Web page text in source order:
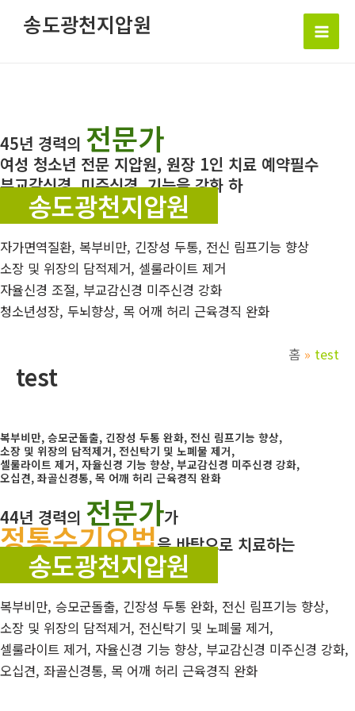
뛰
기
송도광천지압원
Main
45년 경력의 전문가
여성 청소년 전문 지압원, 원장 1인 치료 예약필수
부교감신경, 미주신경, 기능을 강화 하
송도광천지압원
자가면역질환, 복부비만, 긴장성 두통, 전신 림프기능 향상
소장 및 위장의 담적제거, 셀룰라이트 제거
자율신경 조절, 부교감신경 미주신경 강화
청소년성장, 두뇌향상, 목 어깨 허리 근육경직 완화
홈 test
test
복부비만, 승모군돌출, 긴장성 두통 완화, 전신 림프기능 향상,
소장 및 위장의 담적제거, 전신탁기 및 노폐물 제거,
셀룰라이트 제거, 자율신경 기능 향상, 부교감신경 미주신경 강화,
오십견, 좌골신경통, 목 어깨 허리 근육경직 완화
44년 경력의 전문가가
정통수기요법을 바탕으로 치료하는
송도광천지압원
복부비만, 승모군돌출, 긴장성 두통 완화, 전신 림프기능 향상,
소장 및 위장의 담적제거, 전신탁기 및 노폐물 제거,
셀룰라이트 제거, 자율신경 기능 향상, 부교감신경 미주신경 강화,
오십견, 좌골신경통, 목 어깨 허리 근육경직 완화